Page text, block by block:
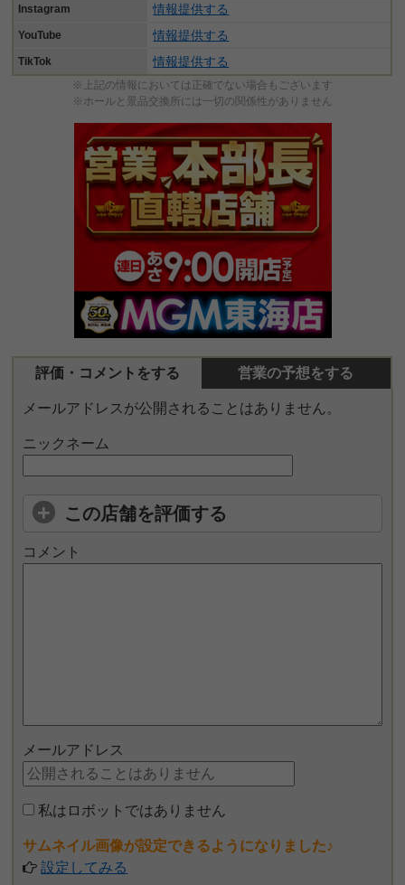
Instagram 情報提供する
YouTube 情報提供する
TikTok 情報提供する
※上記の情報においては正確でない場合もございます
※ホールと景品交換所には一切の関係性がありません
評価・コメントをする 営業の予想をする
メールアドレスが公開されることはありません。
ニックネーム
この店舗を評価する
コメント
メールアドレス
私はロボットではありません
サムネイル画像が設定できるようになりました♪
設定してみる